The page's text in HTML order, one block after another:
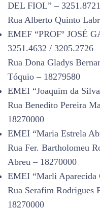
DEL FIOL” –
Rua Alberto Quinto
EMEF “PROFº JOSÉ
3251.4632 / 3205.2726
Rua Dona Gladys
Tóquio – 18279580
EMEI “Joaquim da
Rua Benedito Pereira
18270000
EMEI “Maria Estrela
Rua Fer. Bartholomeu
Abreu – 18270000
EMEI “Marli Aparecida
Rua Serafim Rodrigues
18270000